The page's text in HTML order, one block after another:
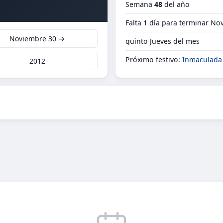
Noviembre 30 →
2012
Semana 48 del año
Falta 1 día para terminar
quinto Jueves del mes
Próximo festivo: